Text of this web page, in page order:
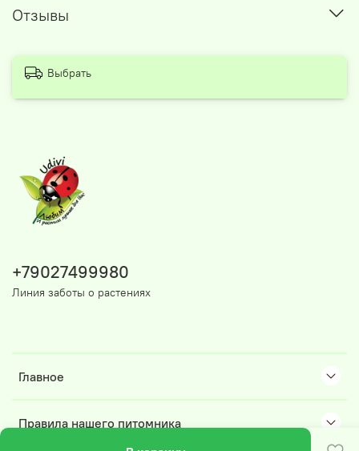
Отзывы
Выбрать
Главное
Правила нашего питомника
+79027499980
Линия заботы о растениях